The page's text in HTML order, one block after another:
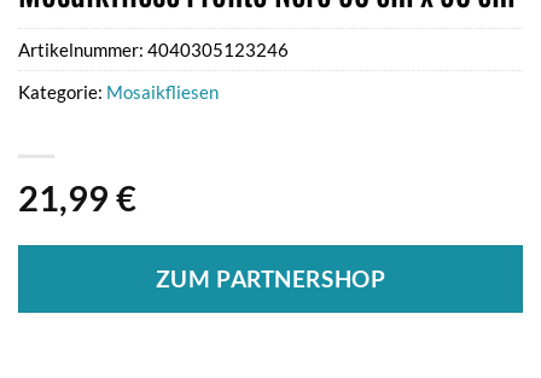
21,99 €
ZUM PARTNERSHOP
Artikelnummer: 4040305123246
Kategorie: Mosaikfliesen